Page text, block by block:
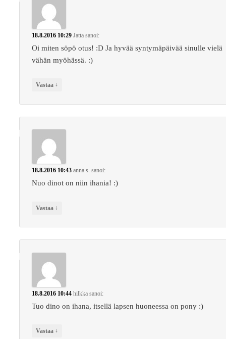
18.8.2016 10:29 Jatta sanoi:
Oi miten söpö otus! :D Ja hyvää syntymäpäivää sinulle vielä
vähän myöhässä. :)
Vastaa ↓
18.8.2016 10:43 anna s. sanoi:
Nuo dinot on niin ihania! :)
Vastaa ↓
18.8.2016 10:44 hilkka sanoi:
Tuo dino on ihana, itsellä lapsen huoneessa on pony :)
Vastaa ↓